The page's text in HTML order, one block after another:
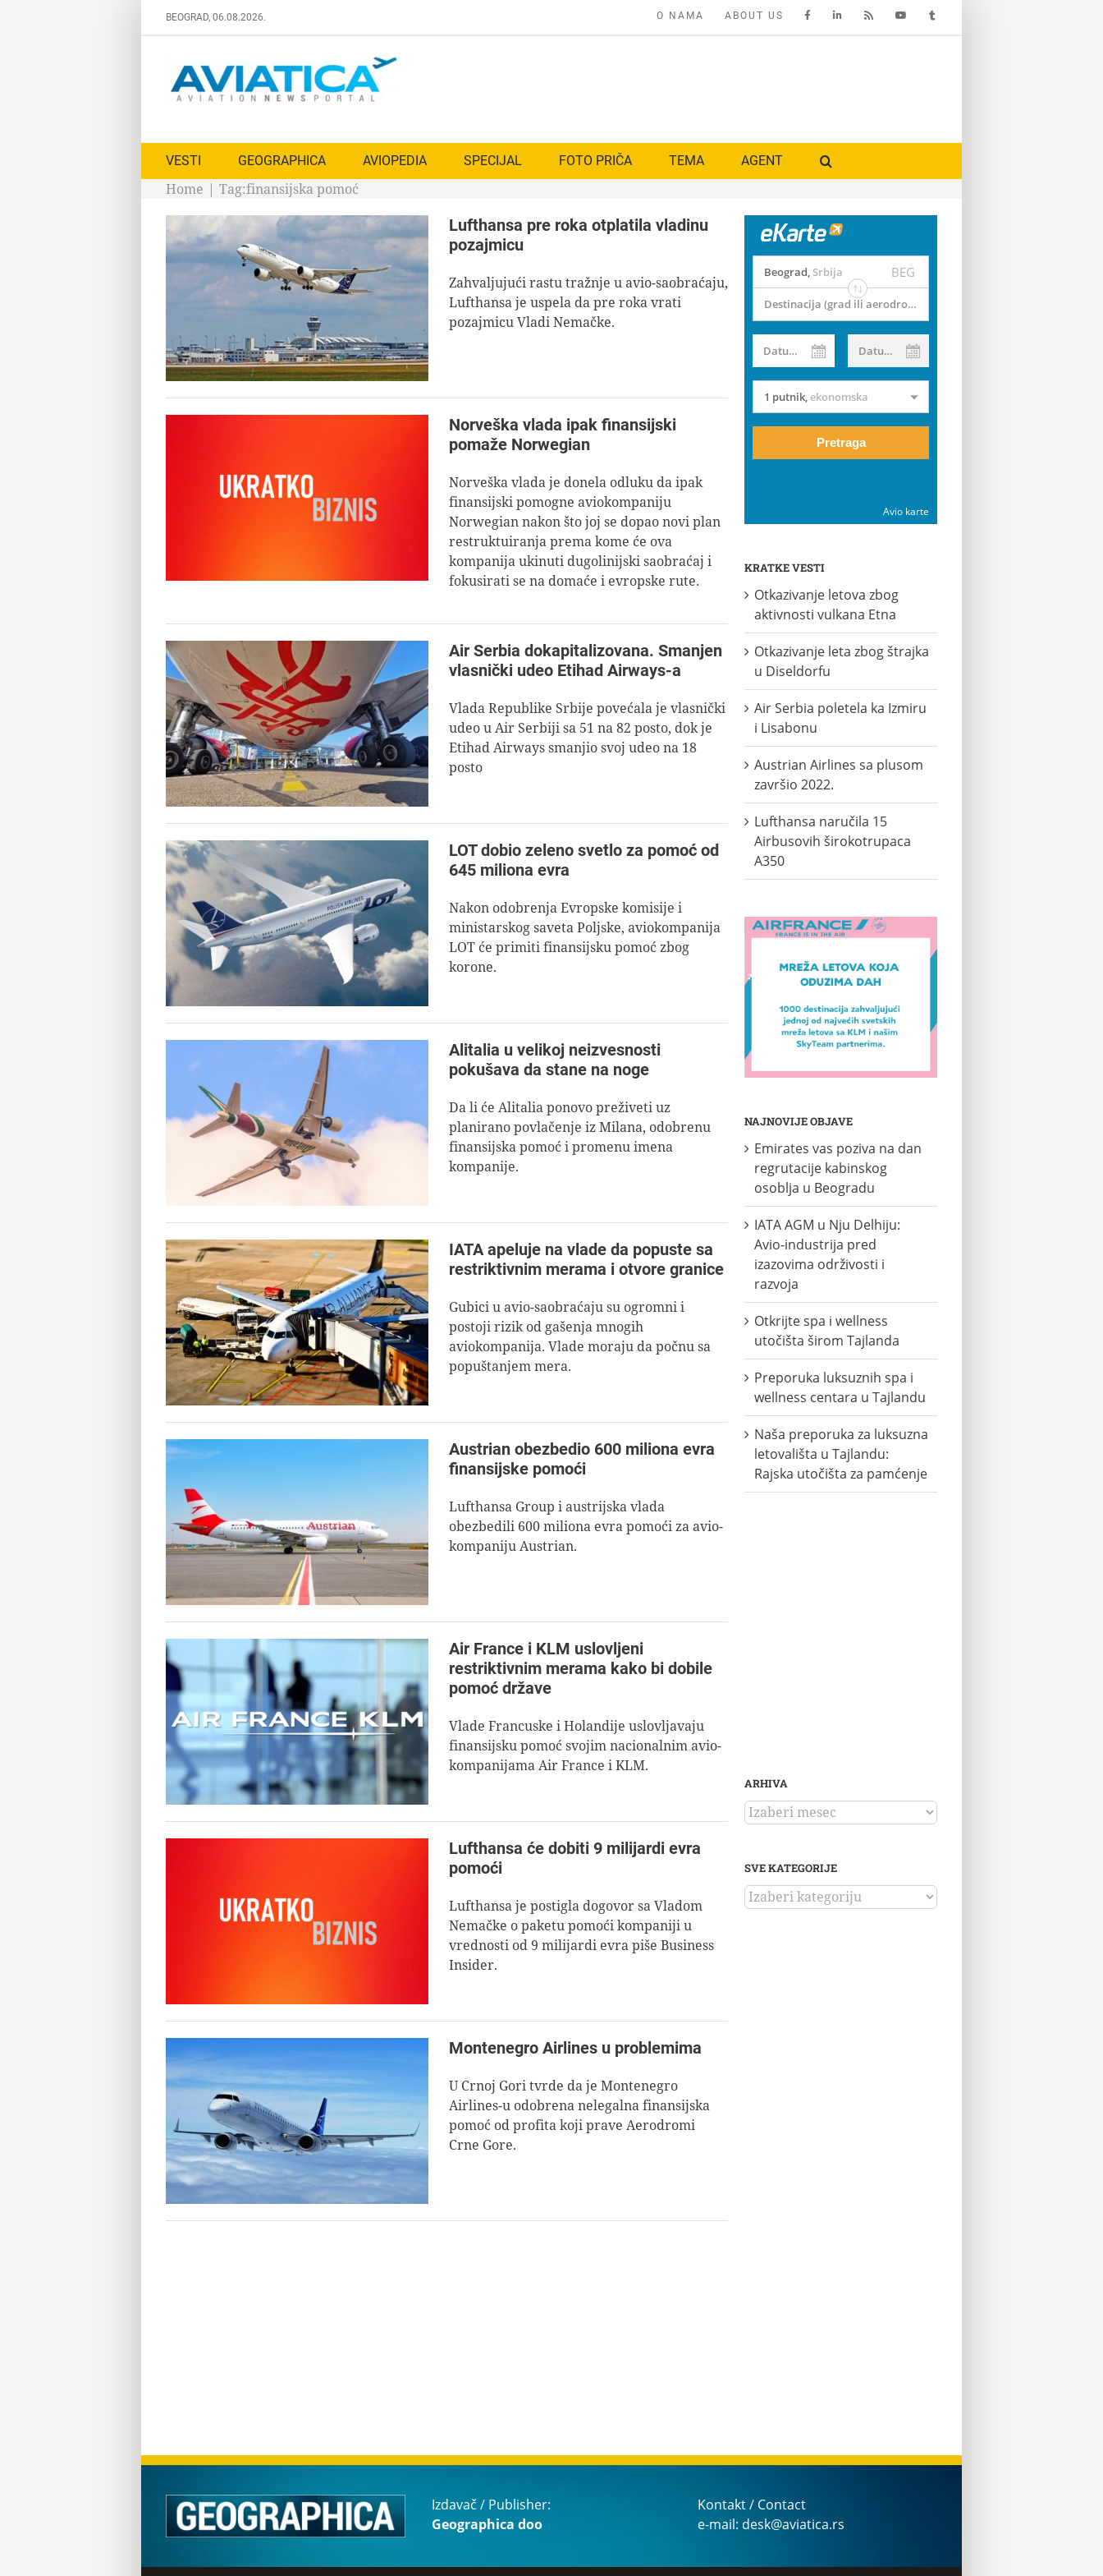
BEOGRAD, 06.08.2026. O NAMA ABOUT US
VESTI GEOGRAPHICA AVIOPEDIA SPECIJAL FOTO PRIČA TEMA AGENT
Home | Tag:finansijska pomoć
Lufthansa pre roka otplatila vladinu
pozajmicu
Zahvaljujući rastu tražnje u avio-saobraćaju,
Lufthansa je uspela da pre roka vrati
pozajmicu Vladi Nemačke.
Norveška vlada ipak finansijski
pomaže Norwegian
Norveška vlada je donela odluku da ipak
finansijski pomogne aviokompaniju
Norwegian nakon što joj se dopao novi plan
restruktuiranja prema kome će ova
kompanija ukinuti dugolinijski saobraćaj i
fokusirati se na domaće i evropske rute.
Air Serbia dokapitalizovana. Smanjen
vlasnički udeo Etihad Airways-a
Vlada Republike Srbije povećala je vlasnički
udeo u Air Serbiji sa 51 na 82 posto, dok je
Etihad Airways smanjio svoj udeo na 18
posto
LOT dobio zeleno svetlo za pomoć od
645 miliona evra
Nakon odobrenja Evropske komisije i
ministarskog saveta Poljske, aviokompanija
LOT će primiti finansijsku pomoć zbog
korone.
Alitalia u velikoj neizvesnosti
pokušava da stane na noge
Da li će Alitalia ponovo preživeti uz
planirano povlačenje iz Milana, odobrenu
finansijska pomoć i promenu imena
kompanije.
IATA apeluje na vlade da popuste sa
restriktivnim merama i otvore granice
Gubici u avio-saobraćaju su ogromni i
postoji rizik od gašenja mnogih
aviokompanija. Vlade moraju da počnu sa
popuštanjem mera.
Austrian obezbedio 600 miliona evra
finansijske pomoći
Lufthansa Group i austrijska vlada
obezbedili 600 miliona evra pomoći za avio-
kompaniju Austrian.
Air France i KLM uslovljeni
restriktivnim merama kako bi dobile
pomoć države
Vlade Francuske i Holandije uslovljavaju
finansijsku pomoć svojim nacionalnim avio-
kompanijama Air France i KLM.
Lufthansa će dobiti 9 milijardi evra
pomoći
Lufthansa je postigla dogovor sa Vladom
Nemačke o paketu pomoći kompaniji u
vrednosti od 9 milijardi evra piše Business
Insider.
Montenegro Airlines u problemima
U Crnoj Gori tvrde da je Montenegro
Airlines-u odobrena nelegalna finansijska
pomoć od profita koji prave Aerodromi
Crne Gore.
Beograd, Srbija BEG
Destinacija (grad ili aerodrom)
Datum od Datum do
1 putnik,ekonomska
Pretraga
Avio karte
KRATKE VESTI
Otkazivanje letova zbog
aktivnosti vulkana Etna
Otkazivanje leta zbog štrajka
u Diseldorfu
Air Serbia poletela ka Izmiru
i Lisabonu
Austrian Airlines sa plusom
završio 2022.
Lufthansa naručila 15
Airbusovih širokotrupaca
A350
NAJNOVIJE OBJAVE
Emirates vas poziva na dan
regrutacije kabinskog
osoblja u Beogradu
IATA AGM u Nju Delhiju:
Avio-industrija pred
izazovima održivosti i
razvoja
Otkrijte spa i wellness
utočišta širom Tajlanda
Preporuka luksuznih spa i
wellness centara u Tajlandu
Naša preporuka za luksuzna
letovališta u Tajlandu:
Rajska utočišta za pamćenje
ARHIVA
ARHIVA
SVE KATEGORIJE
SVE
KATEGORIJE
Izdavač / Publisher:
Geographica doo
Kontakt / Contact
e-mail: desk@aviatica.rs